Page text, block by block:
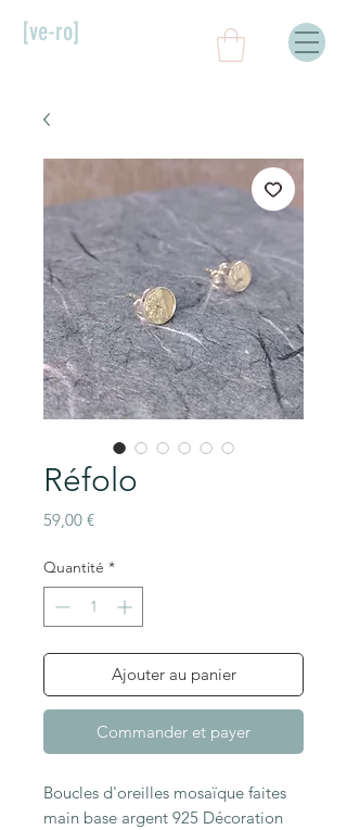
[ve-ro]
Réfolo
59,00 €Prix
Quantité *
Ajouter au panier
Commander et payer
Boucles d'oreilles mosaïque faites
main base argent 925 Décoration